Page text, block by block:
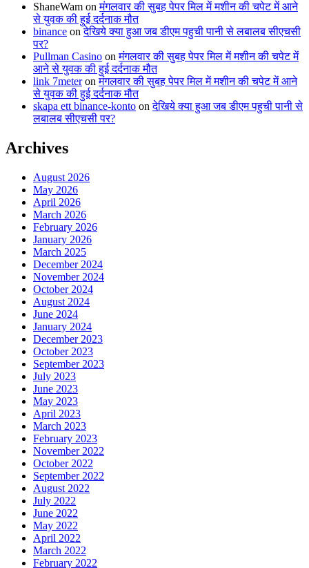
ShaneWam onमंगलवार की सुबह पेपर मिल में मशीन की चपेट में आने
से युवक की हुई दर्दनाक मौत
binance onदेखिये क्या हुआ जब डीएम पहुची पानी से लबालब सीएचसी
पर?
Pullman Casino onमंगलवार की सुबह पेपर मिल में मशीन की चपेट में
आने से युवक की हुई दर्दनाक मौत
link 7meteronमंगलवार की सुबह पेपर मिल में मशीन की चपेट में आने
से युवक की हुई दर्दनाक मौत
skapa ett binance-konto onदेखिये क्या हुआ जब डीएम पहुची पानी से
लबालब सीएचसी पर?
Archives
August 2026
May 2026
April 2026
March 2026
February 2026
January 2026
March 2025
December 2024
November 2024
October 2024
August 2024
June 2024
January 2024
December 2023
October 2023
September 2023
July 2023
June 2023
May 2023
April 2023
March 2023
February 2023
November 2022
October 2022
September 2022
August 2022
July 2022
June 2022
May 2022
April 2022
March 2022
February 2022